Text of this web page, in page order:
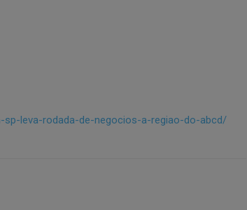
sp-leva-rodada-de-negocios-a-regiao-do-abcd/